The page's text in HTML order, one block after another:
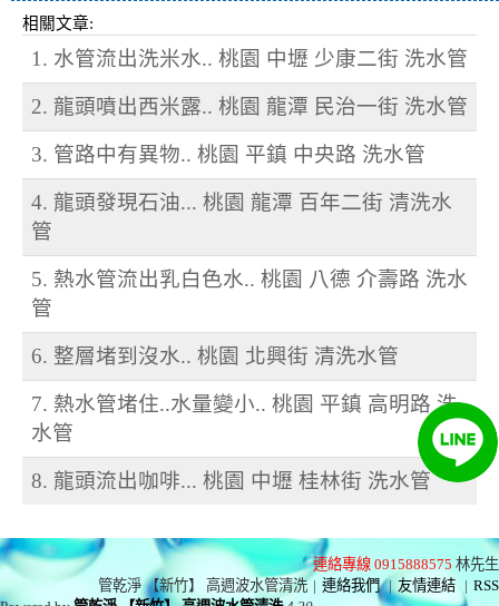
相關文章:
1. 水管流出洗米水.. 桃園 中壢 少康二街 洗水管
2. 龍頭噴出西米露.. 桃園 龍潭 民治一街 洗水管
3. 管路中有異物.. 桃園 平鎮 中央路 洗水管
4. 龍頭發現石油... 桃園 龍潭 百年二街 清洗水
管
5. 熱水管流出乳白色水.. 桃園 八德 介壽路 洗水
管
6. 整層堵到沒水.. 桃園 北興街 清洗水管
7. 熱水管堵住..水量變小.. 桃園 平鎮 高明路 洗
水管
8. 龍頭流出咖啡... 桃園 中壢 桂林街 洗水管
連絡專線 0915888575 林先生
管乾淨 【新竹】 高週波水管清洗 | 連絡我們 | 友情連結 | RSS